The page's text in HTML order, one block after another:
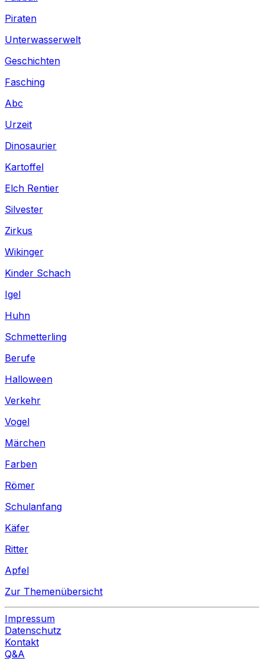
Piraten
Unterwasserwelt
Geschichten
Fasching
Abc
Urzeit
Dinosaurier
Kartoffel
Elch Rentier
Silvester
Zirkus
Wikinger
Kinder Schach
Igel
Huhn
Schmetterling
Berufe
Halloween
Verkehr
Vogel
Märchen
Farben
Römer
Schulanfang
Käfer
Ritter
Apfel
Zur Themenübersicht
Impressum
Datenschutz
Kontakt
Q&A